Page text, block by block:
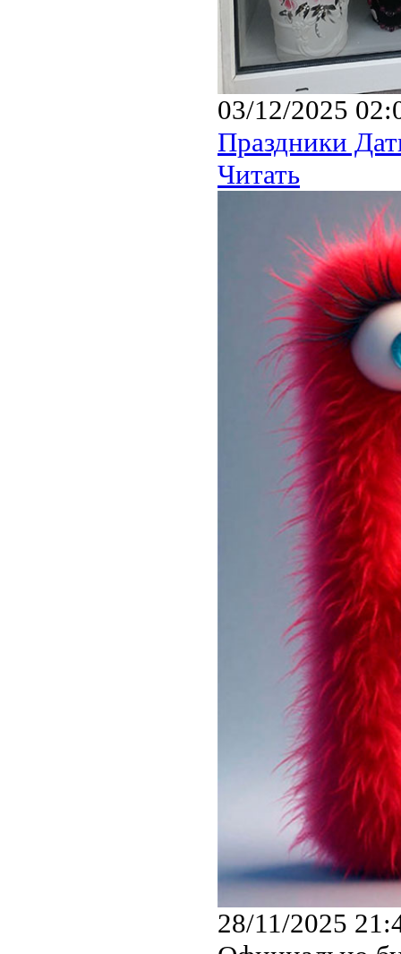
03/12/2025
Праздники
Читать
28/11/2025